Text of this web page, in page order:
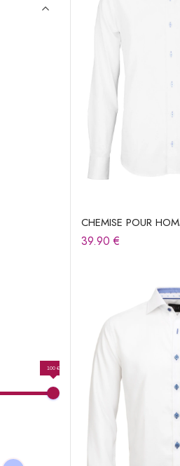
100 €
CHEMISE POUR
39.90€